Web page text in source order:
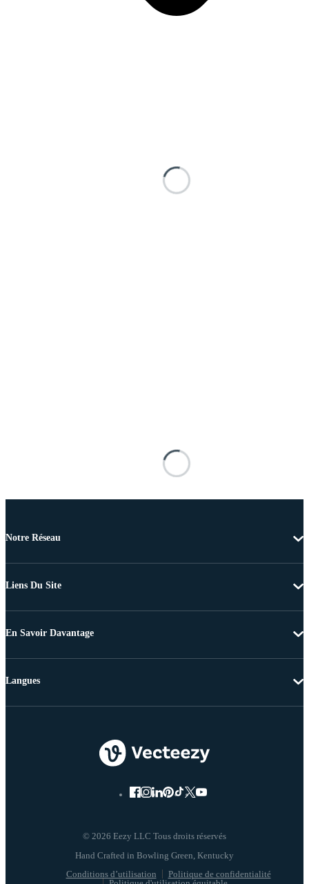
Notre Réseau
Liens Du Site
En Savoir Davantage
© 2026 Eezy LLC Tous droits réservés
Conditions d’utilisation
Politique de confidentialité
Langues